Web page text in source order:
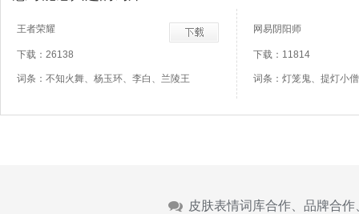
王者荣耀
下载：26138
词条：不知火舞、杨玉环、李白、兰陵王
网易阴阳师
下载：11814
词条：灯笼鬼、提灯小
皮肤表情词库合作、品牌合